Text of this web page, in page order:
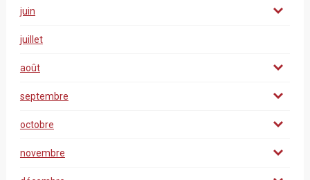
juin
juillet
août
septembre
octobre
novembre